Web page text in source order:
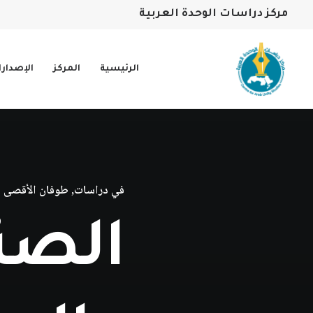
مركز دراسات الوحدة العربية
الرئيسية المركز
في دراسات,طوفان الأقصى